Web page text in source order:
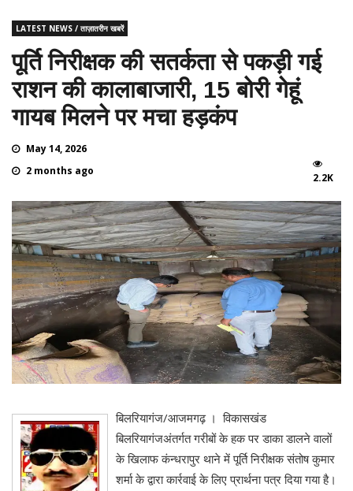
LATEST NEWS / ताज़ातरीन खबरें
पूर्ति निरीक्षक की सतर्कता से पकड़ी गई
राशन की कालाबाजारी, 15 बोरी गेहूं
गायब मिलने पर मचा हड़कंप
May 14, 2026
2 months ago
2.2K
बिलरियागंज/आजमगढ़ । विकासखंड
बिलरियागंजअंतर्गत गरीबों के हक पर डाका डालने वालों
के खिलाफ कंन्धरापुर थाने में पूर्ति निरीक्षक संतोष कुमार
शर्मा के द्वारा कार्रवाई के लिए प्रार्थना पत्र दिया गया है।